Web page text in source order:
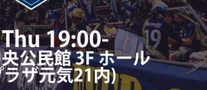
各校紹介・アクセス
スクール会員規約